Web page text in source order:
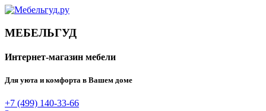
МЕБЕЛЬГУД
Интернет-магазин мебели
Для уюта и комфорта в Вашем доме
+7 (499) 140-33-66